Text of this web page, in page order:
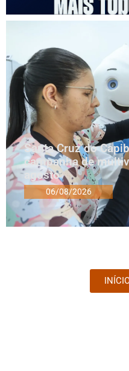
Santa Cruz do
campanha de
agosto
06/08/2026